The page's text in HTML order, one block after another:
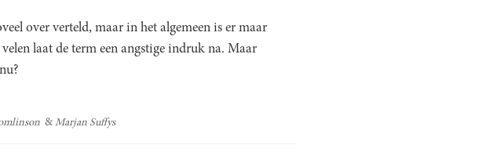
over verteld, maar in het algemeen is er maar
laat de term een angstige indruk na. Maar
Marjan Suffys